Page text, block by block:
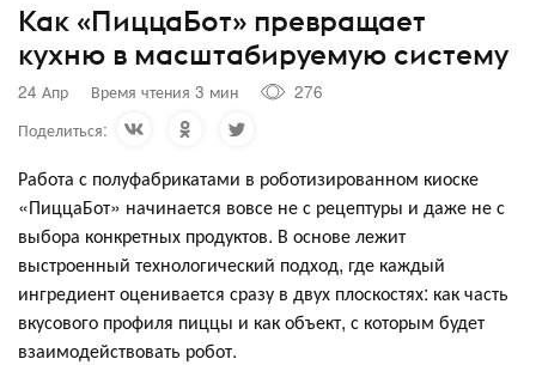
Как «ПиццаБот» превращает
кухню в масштабируемую систему
24 Апр Время чтения 3 мин
276
Поделиться:
Работа с полуфабрикатами в роботизированном киоске
«ПиццаБот» начинается вовсе не с рецептуры и даже не с
выбора конкретных продуктов. В основе лежит
выстроенный технологический подход, где каждый
ингредиент оценивается сразу в двух плоскостях: как часть
вкусового профиля пиццы и как объект, с которым будет
взаимодействовать робот.